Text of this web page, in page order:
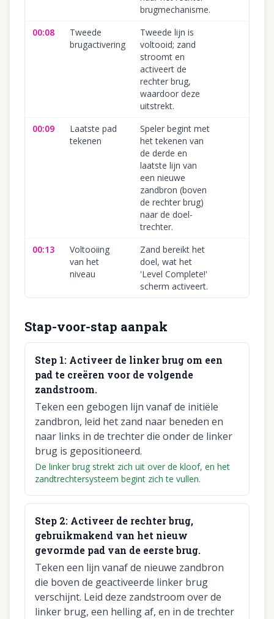
brugmechanisme.
00:08
Tweede
brugactivering
Tweede lijn is
voltooid; zand
stroomt en
activeert de
rechter brug,
waardoor deze
uitstrekt.
00:09
Laatste pad
tekenen
Speler begint met
het tekenen van
de derde en
laatste lijn van
een nieuwe
zandbron (boven
de rechter brug)
naar de doel-
trechter.
00:13
Voltooiing
van het
niveau
Zand bereikt het
doel, wat het
'Level Complete!'
scherm activeert.
Stap-voor-stap aanpak
Step 1: Activeer de linker brug om een
pad te creëren voor de volgende
zandstroom.
Teken een gebogen lijn vanaf de initiële
zandbron, leid het zand naar beneden en
naar links in de trechter die onder de linker
brug is gepositioneerd.
De linker brug strekt zich uit over de kloof, en het
zandtrechtersysteem begint zich te vullen.
Step 2: Activeer de rechter brug,
gebruikmakend van het nieuw
gevormde pad van de eerste brug.
Teken een lijn vanaf de nieuwe zandbron
die boven de geactiveerde linker brug
verschijnt. Leid deze zandstroom over de
linker brug, een helling af, en in de trechter